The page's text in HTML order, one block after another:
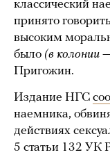
классический
принято
высоким
было (в колонии
Пригожин.
Издание НГС
наемника,
действиях
5 статьи 132 УК